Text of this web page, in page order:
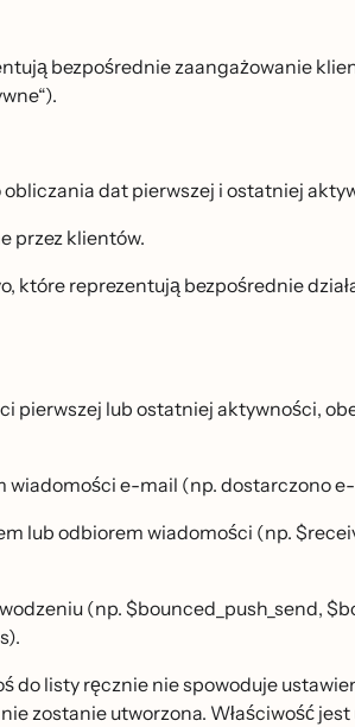
bezpośrednie zaangażowanie
dat pierwszej i ostatniej
przez klientów.
które reprezentują bezpośrednie
pierwszej lub ostatniej aktywności,
wiadomości e-mail (np. dostarczono
lub odbiorem wiadomości (np.
(np. $bounced_push_send,
do listy ręcznie nie spowoduje
zostanie utworzona. Właściwość